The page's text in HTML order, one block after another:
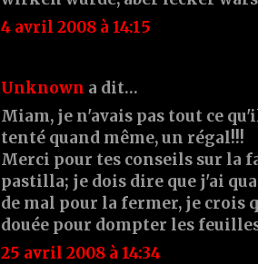
4 avril 2008 à 14:15
Unknown a dit…
Miam, je n'avais pas tout ce
tenté quand même, un régal!!!
Merci pour tes conseils sur la
pastilla; je dois dire que j'ai
de mal pour la fermer, je crois
douée pour dompter les
25 avril 2008 à 14:34